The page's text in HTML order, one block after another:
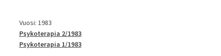
Vuosi: 1983
Psykoterapia 2/1983
Psykoterapia 1/1983